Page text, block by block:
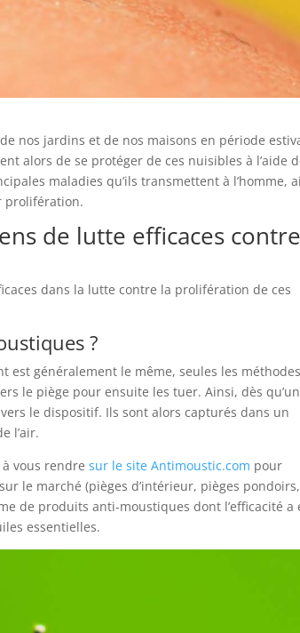
nos jardins et de nos maisons en période
alors de se protéger de ces nuisibles à l’aide
maladies qu’ils transmettent à l’homme,
prolifération.
de lutte efficaces contre
dans la lutte contre la prolifération de ces
?
est généralement le même, seules les méthodes
le piège pour ensuite les tuer. Ainsi, dès qu’un
le dispositif. Ils sont alors capturés dans un
l’air.
à vous rendresur le site Antimoustic.com pour
le marché (pièges d’intérieur, pièges pondoirs,
de produits anti-moustiques dont l’efficacité a
essentielles.